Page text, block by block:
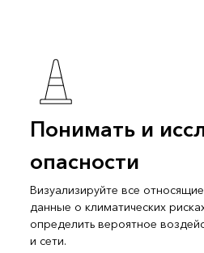
Понимать и
опасности
Визуализируйте все
данные о климатических
определить вероятное
и сети.